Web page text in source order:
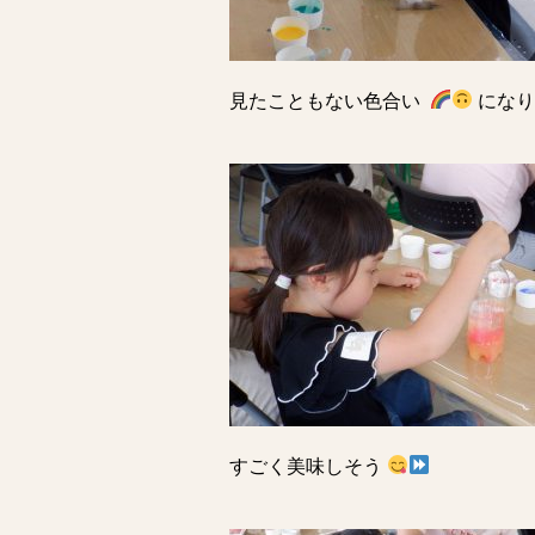
見たこともない色合い にな
すごく美味しそう